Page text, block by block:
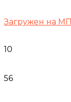
Загружен на МП
10
56